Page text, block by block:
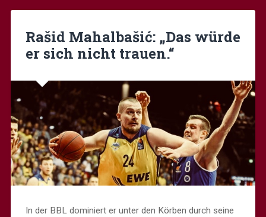
Rašid Mahalbašić: „Das würde
er sich nicht trauen.“
In der BBL dominiert er unter den Körben durch seine